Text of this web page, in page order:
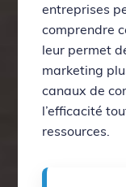
entreprises
comprendre
leur permet
marketing
canaux de
l’efficacité
ressources.